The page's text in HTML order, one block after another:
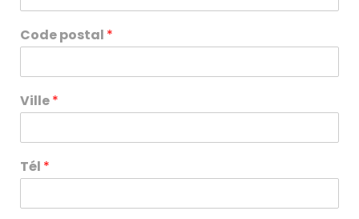
Code postal *
Ville*
Tél *